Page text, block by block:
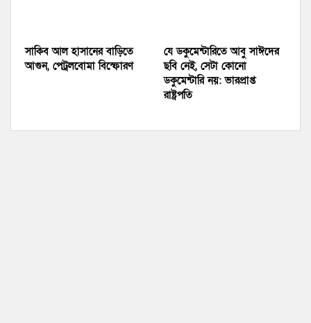
সাকিব আল হাসানের বাড়িতে
আগুন, পেট্রলবোমা বিস্ফোরণ
যে ডকুমেন্টারিতে আবু সাঈদের
ছবি নেই, সেটা কোনো
ডকুমেন্টারি নয়: ভারপ্রাপ্ত
রাষ্ট্রপতি